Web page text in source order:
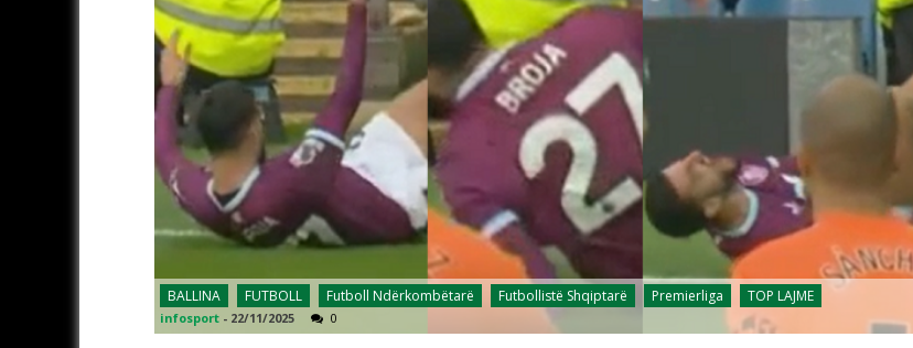
BALLINA FUTBOLL Futboll Ndërkombëtarë Futbollistë Shqiptarë Premierliga TOP LAJME
infosport - 22/11/2025 0